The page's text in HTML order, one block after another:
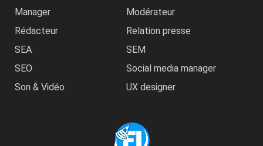
Manager
Modérateur
Rédacteur
Relation presse
SEA
SEM
SEO
Social media manager
Son & Vidéo
UX designer